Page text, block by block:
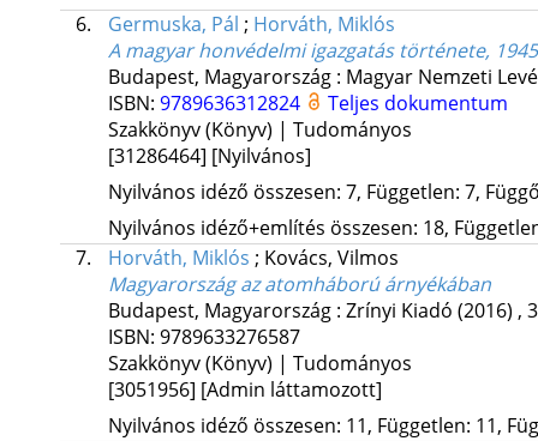
6.
Germuska, Pál ; Horváth, Miklós
A magyar honvédelmi igazgatás története,
Budapest, Magyarország : Magyar Nemzeti
ISBN: 9789636312824
Teljes dokumentum
Szakkönyv (Könyv) | Tudományos
[31286464] [Nyilvános]
Nyilvános idéző összesen: 7, Független: 7,
Nyilvános idéző+említés összesen: 18,
7.
Horváth, Miklós ; Kovács, Vilmos
Magyarország az atomháború árnyékában
Budapest, Magyarország : Zrínyi Kiadó (2016) ,
ISBN: 9789633276587
Szakkönyv (Könyv) | Tudományos
[3051956] [Admin láttamozott]
Nyilvános idéző összesen: 11, Független: 11,